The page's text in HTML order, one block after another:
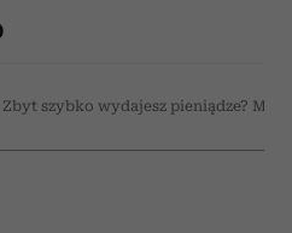
Zbyt szybko wydajesz pieniądze?